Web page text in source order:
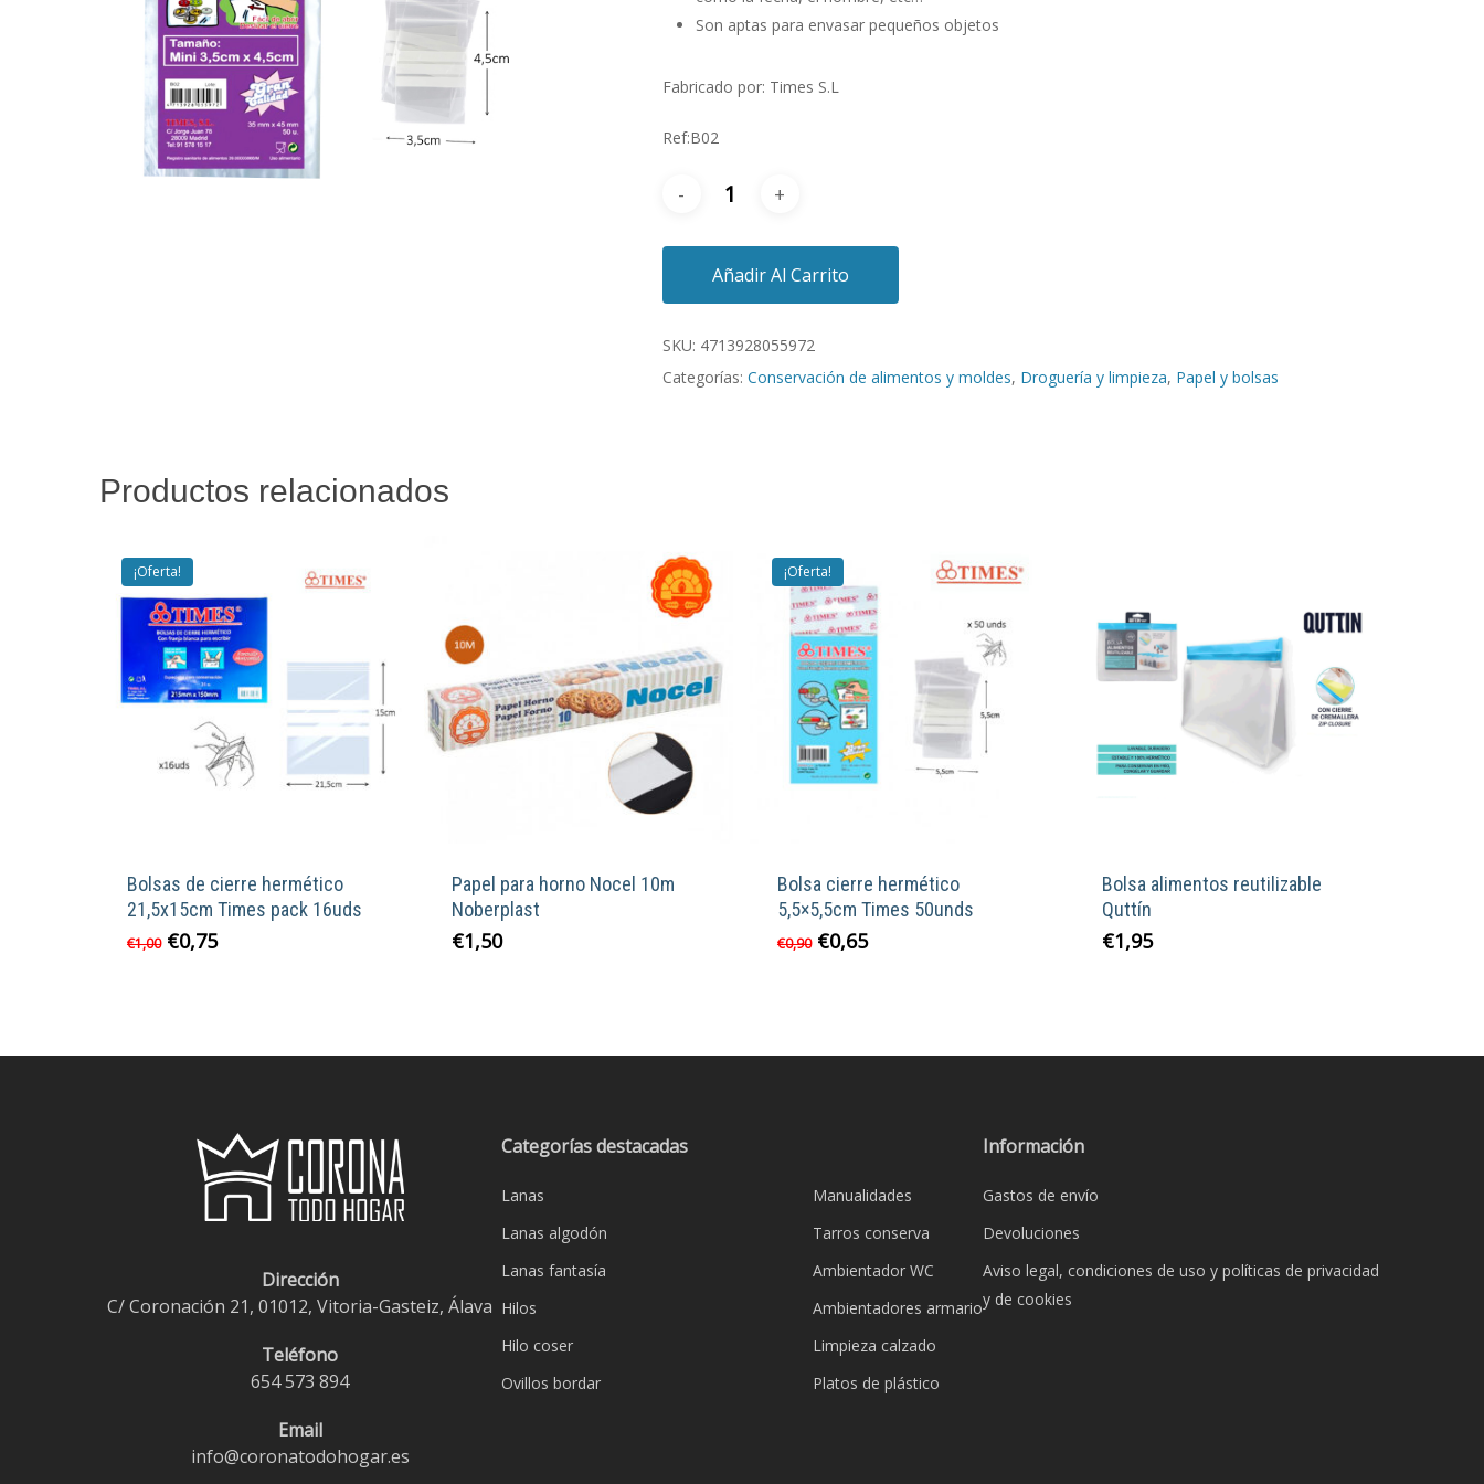
Son aptas para envasar pequeños objetos
Fabricado por: Times S.L
Ref:B02
Añadir Al Carrito
SKU: 4713928055972
Categorías: Conservación de alimentos y moldes, Droguería y limpieza, Papel y bolsas
Productos relacionados
¡Oferta!
Bolsas de cierre hermético
21,5x15cm Times pack 16uds
€1,00 El
€0,75El
Papel para horno Nocel 10m
Noberplast
€1,50
¡Oferta!
Bolsa cierre hermético
5,5×5,5cm Times 50unds
€0,90 El
€0,65El
Bolsa alimentos reutilizable
Quttín
€1,95
Dirección
C/ Coronación 21, 01012, Vitoria-Gasteiz, Álava
Teléfono
654 573 894
Email
info@coronatodohogar.es
Categorías destacadas
Lanas
Lanas algodón
Lanas fantasía
Hilos
Hilo coser
Ovillos bordar
Manualidades
Tarros conserva
Ambientador WC
Ambientadores armario
Limpieza calzado
Platos de plástico
Información
Gastos de envío
Devoluciones
Aviso legal, condiciones de uso y políticas de privacidad
y de cookies